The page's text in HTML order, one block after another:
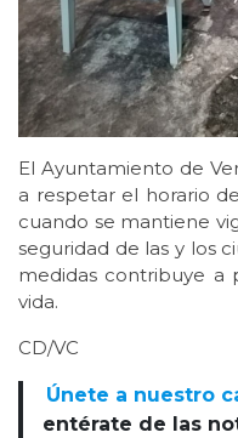
El Ayuntamiento de
a respetar el horario
cuando se mantiene
seguridad de las y los
medidas contribuye a
vida.
CD/VC
Únete a nuestro
entérate de las